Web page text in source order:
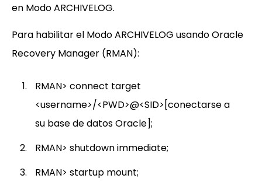
en Modo ARCHIVELOG.
Para habilitar el Modo ARCHIVELOG usando Oracle
Recovery Manager (RMAN):
RMAN> connect target
<username>/<PWD>@<SID>[conectarse a
su base de datos Oracle];
RMAN> shutdown immediate;
RMAN> startup mount;